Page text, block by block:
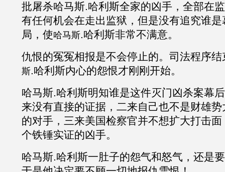
批屠杀哈马斯.哈利斯全家的凶手，全部在
有任何机会在走出监狱，但是没有追究谁
局，使哈马斯.哈利斯非常不满意。
仇恨的冤冤相报是不会停止的。司法程序
斯.哈利斯内心的怨恨才刚刚开始。
哈马斯.哈利斯明知谁是这件灭门凶杀案幕
来没有直接的证据，二来自己也不是财雄势
的对手，三来美国检察官并不想扩大打击
个铁锤实证的凶手。
哈马斯.哈利斯一肚子的怨气和怒气，还是